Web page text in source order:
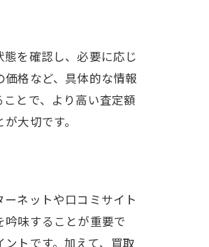
を確認し、必要に応じ
格など、具体的な情報
とで、より高い査定額
大切です。
ネットや口コミサイト
味することが重要で
トです。加えて、買取